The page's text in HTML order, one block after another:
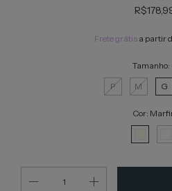
Frete grátis a partir
Tamanho:
P
M G
Cor: